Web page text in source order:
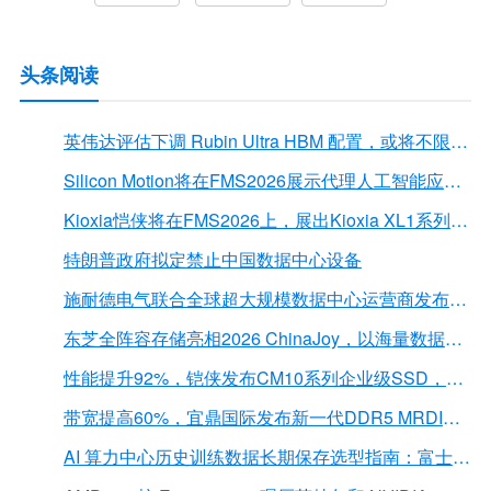
头条阅读
英伟达评估下调 Rubin Ultra HBM 配置，或将不限于12Hi HBM4E
Silicon Motion将在FMS2026展示代理人工智能应用的下一代存储解决方案
Kioxia恺侠将在FMS2026上，展出Kioxia XL1系列内存扩展模块
特朗普政府拟定禁止中国数据中心设备
施耐德电气联合全球超大规模数据中心运营商发布弧闪风险评估报告
东芝全阵容存储亮相2026 ChinaJoy，以海量数据底座赋能“与AI同游”新体验
性能提升92%，铠侠发布CM10系列企业级SSD，首载PCIe 6.0接口
带宽提高60%，宜鼎国际发布新一代DDR5 MRDIMM 内存
AI 算力中心历史训练数据长期保存选型指南：富士胶片 LTO 磁带解决方案深度解析